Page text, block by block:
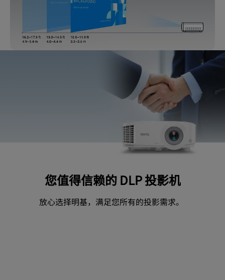
您值得信赖的 DLP 投影机
放心选择明基，满足您所有的投影需求。